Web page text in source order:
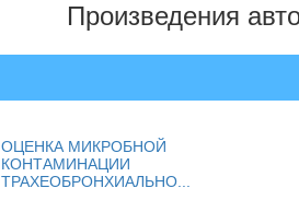
Произведения
ОЦЕНКА МИКРОБНОЙ
КОНТАМИНАЦИИ
ТРАХЕОБРОНХИАЛЬНО...